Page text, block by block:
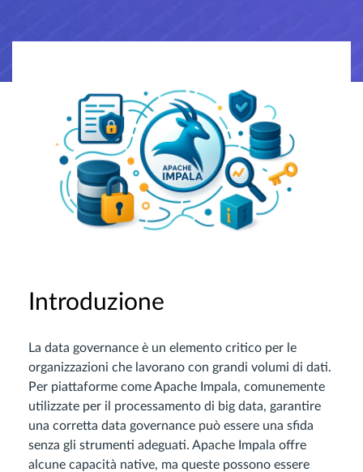
Introduzione
La data governance è un elemento critico per le
organizzazioni che lavorano con grandi volumi di dati.
Per piattaforme come Apache Impala, comunemente
utilizzate per il processamento di big data, garantire
una corretta data governance può essere una sfida
senza gli strumenti adeguati. Apache Impala offre
alcune capacità native, ma queste possono essere